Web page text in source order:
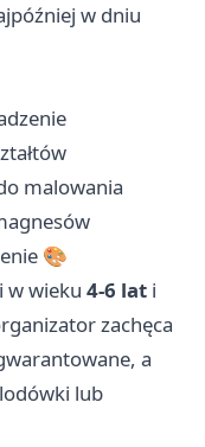
w dniu
malowania
🎨
w wieku 4-6 lat i
zachęca
a
lub